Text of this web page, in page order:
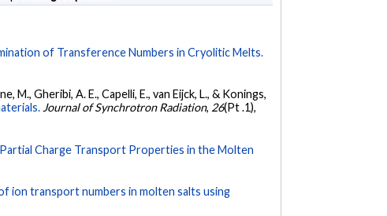
of Transference Numbers in Cryolitic Melts.
M., Gheribi, A. E., Capelli, E., van Eijck, L., & Konings,
Journal of Synchrotron Radiation, 26(Pt .1),
Charge Transport Properties in the Molten
ion transport numbers in molten salts using